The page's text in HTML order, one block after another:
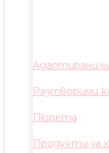
Адаптирани
Разтворими
Пюрета
Продукти за